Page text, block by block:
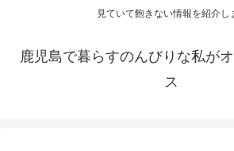
見ていて飽きない情報を紹介し
鹿児島で暮らすのんびりな私が
ス